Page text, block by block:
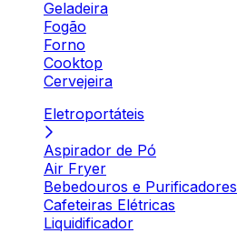
Geladeira
Fogão
Forno
Cooktop
Cervejeira
Eletroportáteis
Aspirador de Pó
Air Fryer
Bebedouros e Purificadores
Cafeteiras Elétricas
Liquidificador